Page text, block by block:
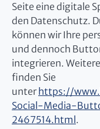
Seite eine digitale
den Datenschutz.
können wir Ihre
und dennoch
integrieren.
finden Sie
unter https://
Social-Media-
2467514.html .